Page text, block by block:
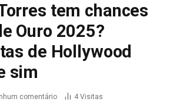
tem chances
Ouro 2025?
de Hollywood
sim
comentário 4 Visitas